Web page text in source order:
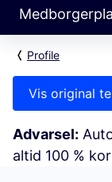
Profile
Vis original
Advarsel:
altid 100 %